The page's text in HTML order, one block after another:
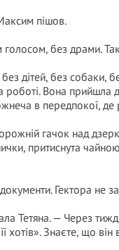
пішов.
голосом, без драми.
дітей, без собаки,
роботі. Вона
в передпокої, де
гачок над
притиснута
Гектора не
Тетяна. — Через
хотів». Знаєте, що він